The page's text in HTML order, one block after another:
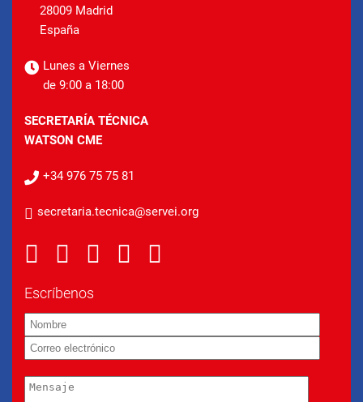
28009 Madrid
España
Lunes a Viernes
de 9:00 a 18:00
SECRETARÍA TÉCNICA
WATSON CME
+34 976 75 75 81
secretaria.tecnica@servei.org
Escríbenos